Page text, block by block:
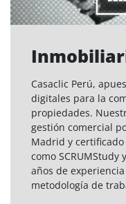
Casaclic Perú,
digitales para la
propiedades.
gestión comercial
Madrid y
como
años de
metodología de